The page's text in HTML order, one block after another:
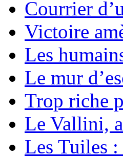
Courrier
Victoire
Les
Le mur
Trop riche
Le Vallini,
Les Tuiles